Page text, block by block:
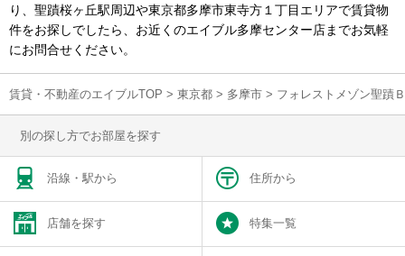
り、聖蹟桜ヶ丘駅周辺や東京都多摩市東寺方１丁目エリアで賃貸物
件をお探しでしたら、お近くのエイブル多摩センター店までお気軽
にお問合せください。
賃貸・不動産のエイブルTOP > 東京都 > 多摩市 > フォレストメゾン聖蹟
別の探し方でお部屋を探す
沿線・駅から 住所から
店舗を探す 特集一覧